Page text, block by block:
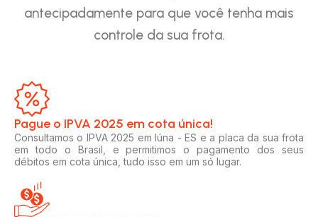
antecipadamente para que você tenha mais
controle da sua frota.
Pague o IPVA 2025 em cota única!​
Consultamos o IPVA 2025 em Iúna - ES e a placa da sua frota
em todo o Brasil, e permitimos o pagamento dos seus
débitos em cota única, tudo isso em um só lugar.